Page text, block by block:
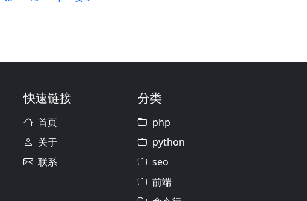
快速链接
首页
关于
联系
分类
php
python
seo
前端